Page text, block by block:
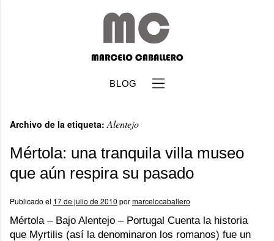
BLOG
Archivo de la etiqueta:Alentejo
Mértola: una tranquila villa museo
que aún respira su pasado
Publicado el 17 de julio de 2010 pormarcelocaballero
Mértola – Bajo Alentejo – Portugal Cuenta la historia
que Myrtilis (así la denominaron los romanos) fue un